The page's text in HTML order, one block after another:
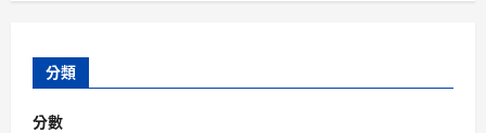
分類
分數